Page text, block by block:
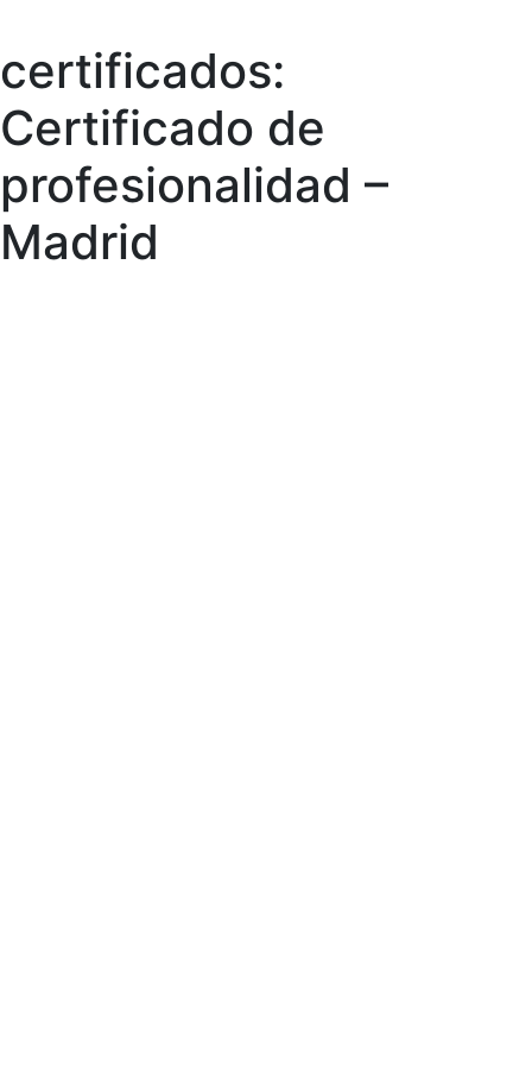
Skip
to
content
certificados:
Certificado de
profesionalidad –
Madrid